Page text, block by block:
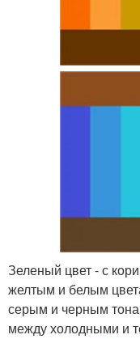
Зеленый цвет - с
желтым и белым
серым и черным
между холодными и